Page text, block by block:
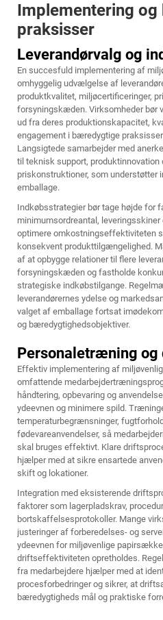
Implementering og
praksisser
Leverandørvalg og
En succesfuld implementering af
omhyggelig udvælgelse af
produktkvalitet, miljøcertificeringer,
forsyningskæden. Virksomheder bør
ud fra deres produktionskapacitet,
engagement i bæredygtige
Langsigtede samarbejder med
til teknisk support, produktinnovation
priskonstruktioner, som understøtter
emballage.
Indkøbsstrategier bør tage højde for
minimumsordreantal,
optimere omkostningseffektiviteten
konsekvent produkttilgængelighed.
af at opbygge relationer til flere
forsyningskæden og fastholde
strategiske indkøbstilgange.
leverandørernes ydelse og
valget af emballage fortsat
og bæredygtighedsobjektiver.
Personaletræning
Effektiv implementering af
omfattende
håndtering, opbevaring og
ydeevnen og minimere spild.
temperaturbegrænsninger,
fødevareanvendelser, så
skal bruges effektivt. Klare
hjælper med at sikre ensartede
skift og lokationer.
Integration med eksisterende
faktorer som lagerpladskrav,
bortskaffelsesprotokoller. Mange
justeringer af forberedelses- og
ydeevnen for miljøvenlige
driftseffektiviteten opretholdes.
fra medarbejdere hjælper med at
procesforbedringer og sikrer, at
bæredygtigheds mål og praktiske